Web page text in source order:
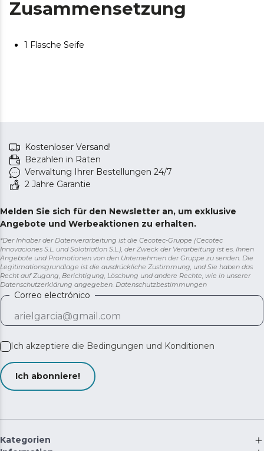
Zusammensetzung
1 Flasche Seife
Kostenloser Versand!
Bezahlen in Raten
Verwaltung Ihrer Bestellungen 24/7
2 Jahre Garantie
Melden Sie sich für den Newsletter an, um exklusive
Angebote und Werbeaktionen zu erhalten.
*Der Inhaber der Datenverarbeitung ist die Cecotec-Gruppe (Cecotec
Innovaciones S.L. und Solotriatlon S.L.), der Zweck der Verarbeitung ist es, Ihnen
Angebote und Promotionen von den Unternehmen der Gruppe zu senden. Die
Legitimationsgrundlage ist die ausdrückliche Zustimmung, und Sie haben das
Recht auf Zugang, Berichtigung, Löschung und andere Rechte, wie in unserer
Datenschutzerklärung angegeben. Datenschutzbestimmungen
Correo electrónico
Ich akzeptiere die Bedingungen und Konditionen
Ich abonniere!
Kategorien